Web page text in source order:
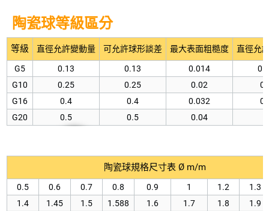
陶瓷球等級區分
等級 直徑允許變動量 可允許球形談差 最大表面粗糙度 直徑允
G5 0.13 0.13 0.014
G10
0.25 0.25 0.02
G16
0.4 0.4 0.032
G20
0.5 0.5 0.04
陶瓷球規格尺寸表 Ø m/m
0.5 0.6 0.7 0.8 0.9 1 1.2
1.3
1.4
1.45 1.5 1.588 1.6 1.7 1.8
1.9